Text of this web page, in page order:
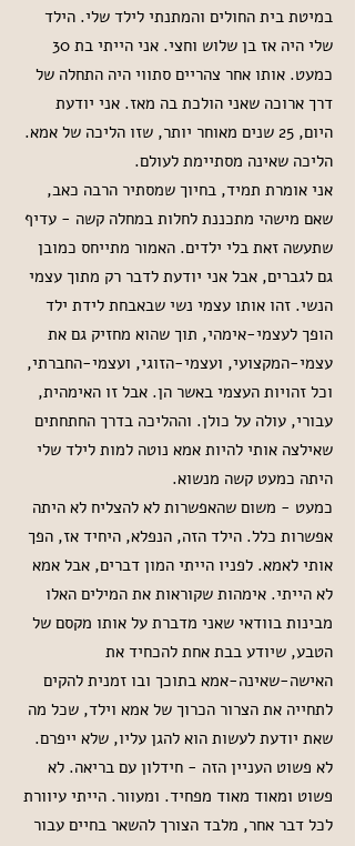
במיטת בית החולים והמתנתי לילד שלי. הילד
שלי היה אז בן שלוש וחצי. אני הייתי בת 30
כמעט. אותו אחר צהריים סתווי היה התחלה של
דרך ארוכה שאני הולכת בה מאז. אני יודעת
היום, 25 שנים מאוחר יותר, שזו הליכה של אמא.
הליכה שאינה מסתיימת לעולם.
אני אומרת תמיד, בחיוך שמסתיר הרבה כאב,
שאם מישהי מתכננת לחלות במחלה קשה - עדיף
שתעשה זאת בלי ילדים. האמור מתייחס כמובן
גם לגברים, אבל אני יודעת לדבר רק מתוך עצמי
הנשי. זהו אותו עצמי נשי שבאבחת לידת ילד
הופך לעצמי-אימהי, תוך שהוא מחזיק גם את
עצמי-המקצועי, ועצמי-הזוגי, ועצמי-החברתי,
וכל זהויות העצמי באשר הן. אבל זו האימהית,
עבורי, עולה על כולן. וההליכה בדרך החתחתים
שאילצה אותי להיות אמא נוטה למות לילד שלי
היתה כמעט קשה מנשוא.
כמעט - משום שהאפשרות לא להצליח לא היתה
אפשרות כלל. הילד הזה, הנפלא, היחיד אז, הפך
אותי לאמא. לפניו הייתי המון דברים, אבל אמא
לא הייתי. אימהות שקוראות את המילים האלו
מבינות בוודאי שאני מדברת על אותו מקסם של
הטבע, שיודע בבת אחת להכחיד את
האישה-שאינה-אמא בתוכך ובו זמנית להקים
לתחייה את הצרור הכרוך של אמא וילד, שכל מה
שאת יודעת לעשות הוא להגן עליו, שלא ייפרם.
לא פשוט העניין הזה - חידלון עם בריאה. לא
פשוט ומאוד מאוד מפחיד. ומעוור. הייתי עיוורת
לכל דבר אחר, מלבד הצורך להשאר בחיים עבור